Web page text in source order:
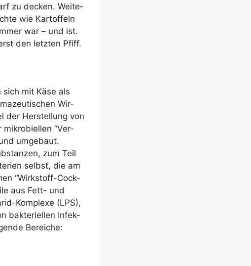
zu decken. Wei­te­
wie Kar­tof­feln
war – und ist.
den letz­ten Pfiff.
mit Käse als
Wir­
der Her­stel­lung von
mikro­biel­len “Ver­
umge­baut.
zum Teil
selbst, die am
“Wirk­stoff-Cock­
aus Fett- und
Kom­ple­xe (LPS),
bak­te­ri­el­len Infek­
Bereiche: